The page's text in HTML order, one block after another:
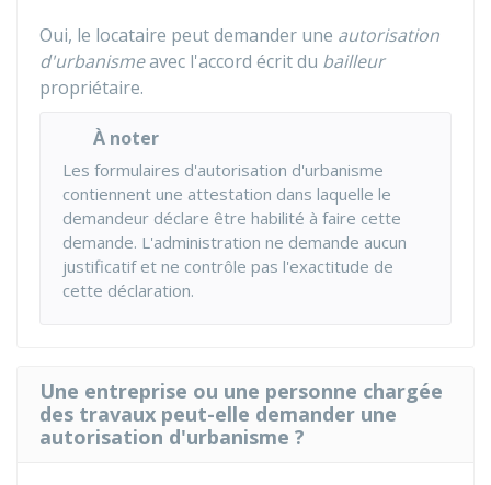
Oui, le locataire peut demander une autorisation
d'urbanismeavec l'accord écrit du bailleur
propriétaire.
À noter
Les formulaires d'autorisation d'urbanisme
contiennent une attestation dans laquelle le
demandeur déclare être habilité à faire cette
demande. L'administration ne demande aucun
justificatif et ne contrôle pas l'exactitude de
cette déclaration.
Une entreprise ou une personne chargée
des travaux peut-elle demander une
autorisation d'urbanisme ?